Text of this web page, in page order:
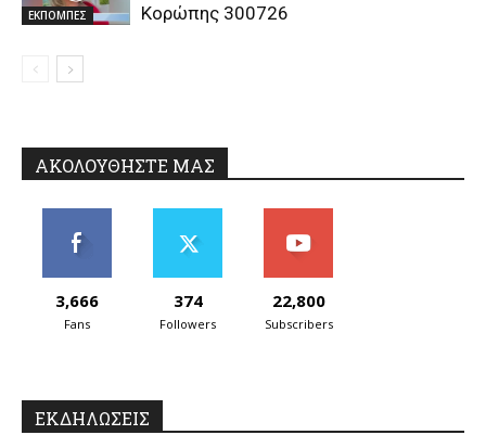
ΕΚΠΟΜΠΕΣ
Κορώπης 300726
ΑΚΟΛΟΥΘΗΣΤΕ ΜΑΣ
3,666
Fans
374
Followers
22,800
Subscribers
ΕΚΔΗΛΩΣΕΙΣ